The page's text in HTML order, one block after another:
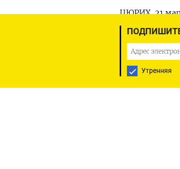
Утренняя
ЦЮРИХ, 21 мар
снизил
крупных
политики.